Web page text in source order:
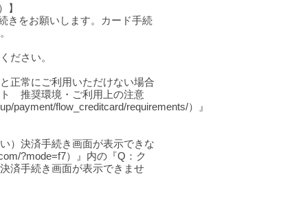
】
きをお願いします。カード手続
ださい。
正常にご利用いただけない場合
推奨環境・ご利用上の注意
payment/flow_creditcard/requirements/）』
）決済手続き画面が表示できな
?mode=f7）』内の『Q：ク
済手続き画面が表示できませ